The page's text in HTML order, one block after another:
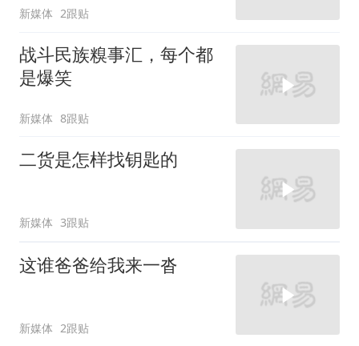
新媒体 2跟贴
战斗民族糗事汇，每个都
是爆笑
新媒体 8跟贴
二货是怎样找钥匙的
新媒体 3跟贴
这谁爸爸给我来一沓
新媒体 2跟贴